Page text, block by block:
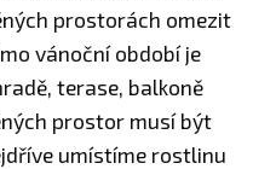
prostorách omezit
vánoční období je
terase, balkoně
prostor musí být
umístíme rostlinu